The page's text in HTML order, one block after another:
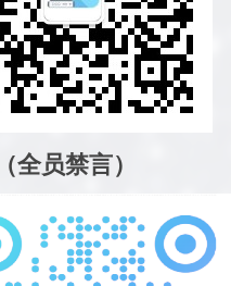
全员禁言）